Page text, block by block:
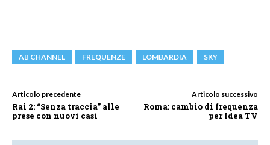
AB CHANNEL FREQUENZE LOMBARDIA SKY
Articolo precedente
Rai 2: “Senza traccia” alle
prese con nuovi casi
Articolo successivo
Roma: cambio di frequenza
per Idea TV